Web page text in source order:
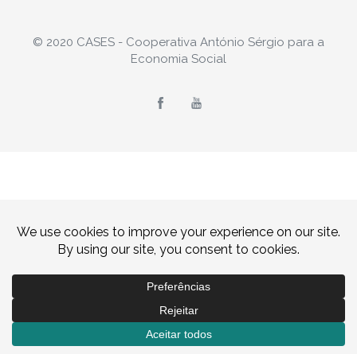
© 2020 CASES - Cooperativa António Sérgio para a
Economia Social